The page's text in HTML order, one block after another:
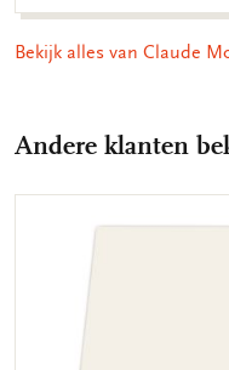
Bekijk alles van Claude
Andere klanten